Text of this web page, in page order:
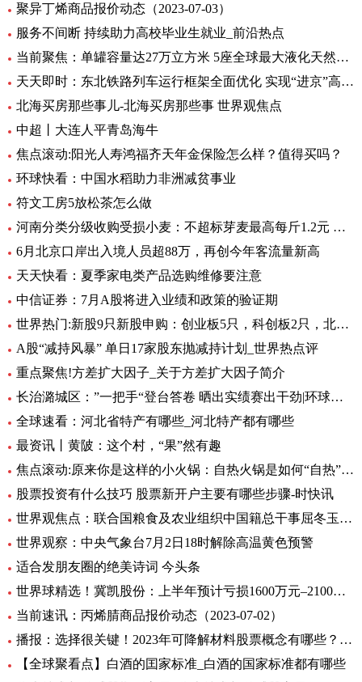
聚异丁烯商品报价动态（2023-07-03）
服务不间断 持续助力高校毕业生就业_前沿热点
当前聚焦：单罐容量达27万立方米 5座全球最大液化天然气储罐主体结构完工
天天即时：东北铁路列车运行框架全面优化 实现“进京”高铁“公交化”
北海买房那些事儿-北海买房那些事 世界观焦点
中超丨大连人平青岛海牛
焦点滚动:阳光人寿鸿福齐天年金保险怎么样？值得买吗？
环球快看：中国水稻助力非洲减贫事业
符文工房5放松茶怎么做
河南分类分级收购受损小麦：不超标芽麦最高每斤1.2元 全球最资讯
6月北京口岸出入境人员超88万，再创今年客流量新高
天天快看：夏季家电类产品选购维修要注意
中信证券：7月A股将进入业绩和政策的验证期
世界热门:新股9只新股申购：创业板5只，科创板2只，北交所2只
A股“减持风暴” 单日17家股东抛减持计划_世界热点评
重点聚焦!方差扩大因子_关于方差扩大因子简介
长治潞城区：”一把手“登台答卷 晒出实绩赛出干劲|环球视点
全球速看：河北省特产有哪些_河北特产都有哪些
最资讯丨黄陂：这个村，“果”然有趣
焦点滚动:原来你是这样的小火锅：自热火锅是如何“自热”的？
股票投资有什么技巧 股票新开户主要有哪些步骤-时快讯
世界观焦点：联合国粮食及农业组织中国籍总干事屈冬玉2日在新任总干事选举中成功胜选连任
世界观察：中央气象台7月2日18时解除高温黄色预警
适合发朋友圈的绝美诗词 今头条
世界球精选！冀凯股份：上半年预计亏损1600万元–2100万元
当前速讯：丙烯腈商品报价动态（2023-07-02）
播报：选择很关键！2023年可降解材料股票概念有哪些？（7月2日）
【全球聚看点】白酒的囯家标准_白酒的国家标准都有哪些